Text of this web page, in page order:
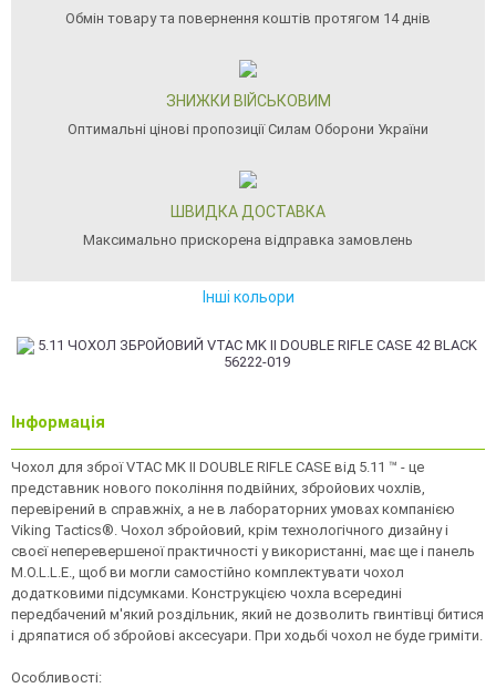
Обмін товару та повернення коштів протягом 14 днів
ЗНИЖКИ ВІЙСЬКОВИМ
Оптимальні цінові пропозиції Силам Оборони України
ШВИДКА ДОСТАВКА
Максимально прискорена відправка замовлень
Інші кольори
Інформація
Чохол для зброї VTAC MK II DOUBLE RIFLE CASE від 5.11 ™ - це
представник нового покоління подвійних, збройових чохлів,
перевірений в справжніх, а не в лабораторних умовах компанією
Viking Tactics®. Чохол збройовий, крім технологічного дизайну і
своєї неперевершеної практичності у використанні, має ще і панель
M.O.L.L.E., щоб ви могли самостійно комплектувати чохол
додатковими підсумками. Конструкцією чохла всередині
передбачений м'який роздільник, який не дозволить гвинтівці битися
і дряпатися об збройові аксесуари. При ходьбі чохол не буде гриміти.
Особливості: